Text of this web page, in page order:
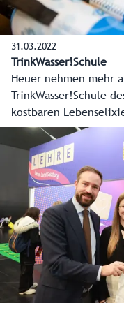
31.03.2022
TrinkWasser!Schule
Heuer nehmen mehr
TrinkWasser!Schule
kostbaren
Schülern der 3.
erklärt.